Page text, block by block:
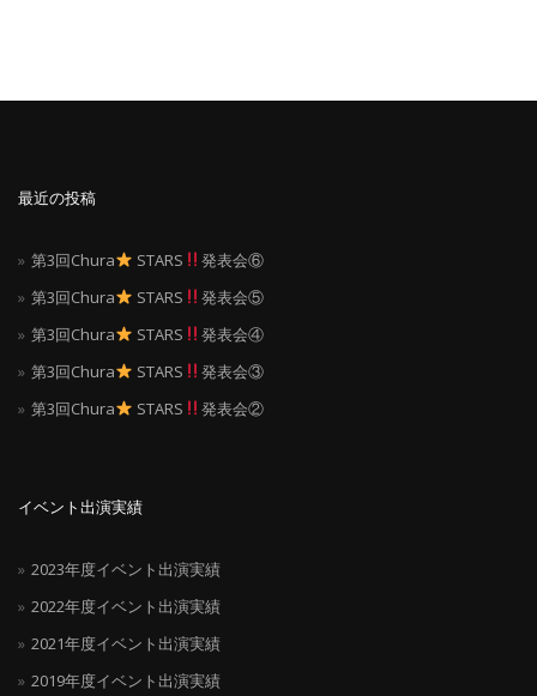
ン
最近の投稿
第3回Chura STARS
発表会⑥
第3回Chura
STARS
発表会⑤
第3回Chura
STARS
発表会④
第3回Chura
STARS
発表会③
第3回Chura
STARS 発表会②
イベント出演実績
2023年度イベント出演実績
2022年度イベント出演実績
2021年度イベント出演実績
2019年度イベント出演実績